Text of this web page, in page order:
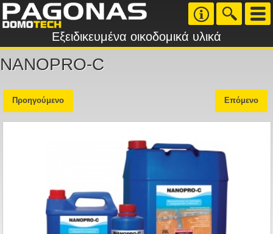
Εξειδικευμένα οικοδομικά υλικά
NANOPRO-C
Προηγούμενο Επόμενο